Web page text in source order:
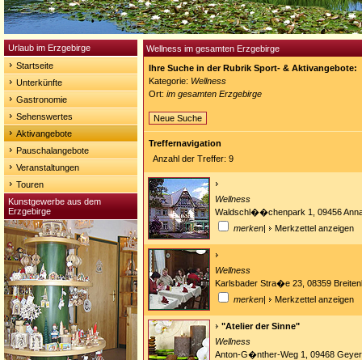
Urlaub im Erzgebirge
Startseite
Unterkünfte
Gastronomie
Sehenswertes
Aktivangebote
Pauschalangebote
Veranstaltungen
Touren
Kunstgewerbe aus dem
Erzgebirge
Wellness im gesamten Erzgebirge
Ihre Suche in der Rubrik Sport- & Aktivangebote:
Kategorie: Wellness
Ort: im gesamten Erzgebirge
Neue Suche
Treffernavigation
Anzahl der Treffer: 9
Wellness
Waldschl��chenpark 1, 09456
merken| Merkzettel anzeigen
Wellness
Karlsbader Stra�e 23, 08359
merken| Merkzettel anzeigen
"Atelier der Sinne"
Wellness
Anton-G�nther-Weg 1, 09468 Geyer